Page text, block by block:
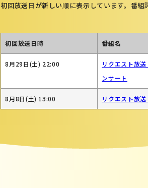
初回放送日が新しい順に表示しています。番組
初回放送日時 番組名
8月29日(土) 22:00
リクエスト放
ンサート
8月8日(土) 13:00 リクエスト放